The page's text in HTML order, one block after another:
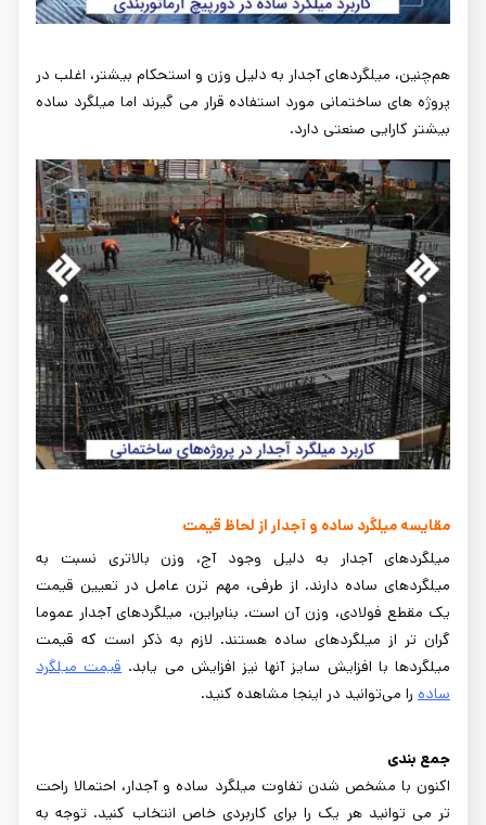
هم‌چنین، میلگردهای آجدار به دلیل وزن و استحکام بیشتر، اغلب در
پروژه های ساختمانی مورد استفاده قرار می گیرند اما میلگرد ساده
بیشتر کارایی صنعتی دارد.
مقایسه میلگرد ساده و آجدار از لحاظ قیمت
میلگردهای آجدار به دلیل وجود آج، وزن بالاتری نسبت به
میلگردهای ساده دارند. از طرفی، مهم ترن عامل در تعیین قیمت
یک مقطع فولادی، وزن آن است. بنابراین، میلگردهای آجدار عموما
گران تر از میلگردهای ساده هستند. لازم به ذکر است که قیمت
میلگردها با افزایش سایز آنها نیز افزایش می یابد. قیمت میلگرد
ساده را می‌توانید در اینجا مشاهده کنید.
جمع بندی
اکنون با مشخص شدن تفاوت میلگرد ساده و آجدار، احتمالا راحت
تر می توانید هر یک را برای کاربردی خاص انتخاب کنید. توجه به